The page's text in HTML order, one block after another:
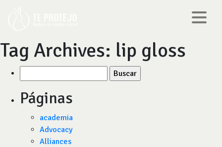
Tag Archives: lip gloss
por:
Páginas
academia
Advocacy
Alliances